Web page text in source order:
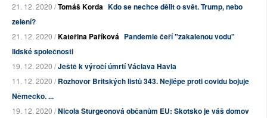
21. 12. 2020 /Tomáš Korda Kdo se nechce dělit o svět. Trump, nebo
zelení?
21. 12. 2020 /Kateřina Paříková Pandemie čeří "zakalenou vodu"
lidské společnosti
19. 12. 2020 /Ještě k výročí úmrtí Václava Havla
11. 12. 2020 /Rozhovor Britských listů 343. Nejlépe proti covidu bojuje
Německo. ...
19. 12. 2020 /Nicola Sturgeonová občanům EU: Skotsko je váš domov